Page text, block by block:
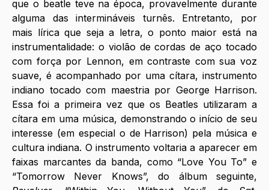
que o beatle teve na época, provavelmente durante
alguma das intermináveis turnês. Entretanto, por
mais lírica que seja a letra, o ponto maior está na
instrumentalidade: o violão de cordas de aço tocado
com força por Lennon, em contraste com sua voz
suave, é acompanhado por uma cítara, instrumento
indiano tocado com maestria por George Harrison.
Essa foi a primeira vez que os Beatles utilizaram a
cítara em uma música, demonstrando o início de seu
interesse (em especial o de Harrison) pela música e
cultura indiana. O instrumento voltaria a aparecer em
faixas marcantes da banda, como “Love You To” e